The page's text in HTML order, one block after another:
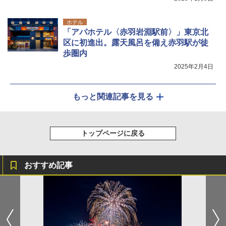
ホテル
「アパホテル〈赤羽岩淵駅前〉」東京北
区に初進出。露天風呂を備え赤羽駅が徒
歩圏内
2025年2月4日
もっと関連記事を見る
トップページに戻る
おすすめ記事